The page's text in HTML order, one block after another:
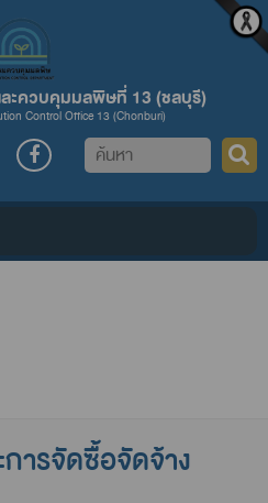
ะควบคุมมลพิษที่ 13 (ชลบุรี)
Control Office 13 (Chonburi)
ค้นหา
ารจัดซื้อจัดจ้าง